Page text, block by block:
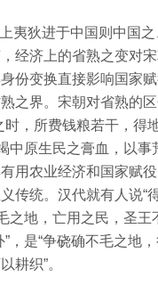
夷狄进于中国则中国之
经济上的省熟之变对
份变换直接影响国家赋
之界。 宋朝对省熟的
时，所费钱粮若干，得
中原生民之膏血，以事
用农业经济和国家赋
传统。 汉代就有人说“
之地，亡用之民，圣王
”，是“争硗确不毛之地
耕织”。